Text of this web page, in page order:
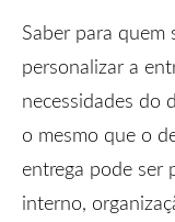
Saber para quem
personalizar a
necessidades do
o mesmo que o
entrega pode ser
interno,